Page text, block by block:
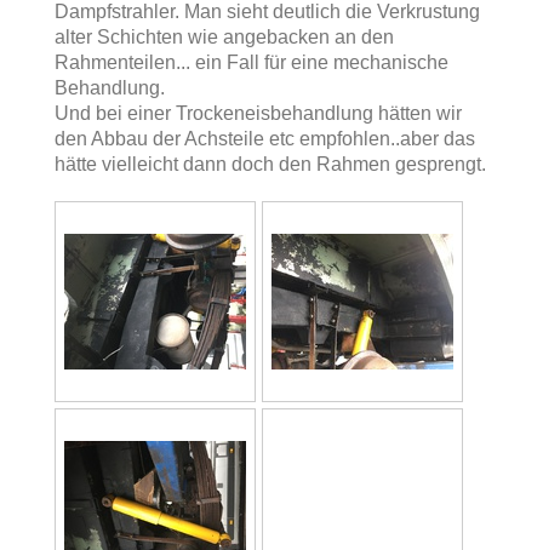
Dampfstrahler. Man sieht deutlich die Verkrustung
alter Schichten wie angebacken an den
Rahmenteilen... ein Fall für eine mechanische
Behandlung.
Und bei einer Trockeneisbehandlung hätten wir
den Abbau der Achsteile etc empfohlen..aber das
hätte vielleicht dann doch den Rahmen gesprengt.